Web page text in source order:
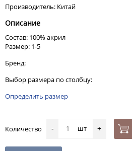
Производитель: Китай
Описание
Состав: 100% акрил
Размер: 1-5
Бренд:
Выбор размера по столбцу:
Определить размер
Количество - шт +